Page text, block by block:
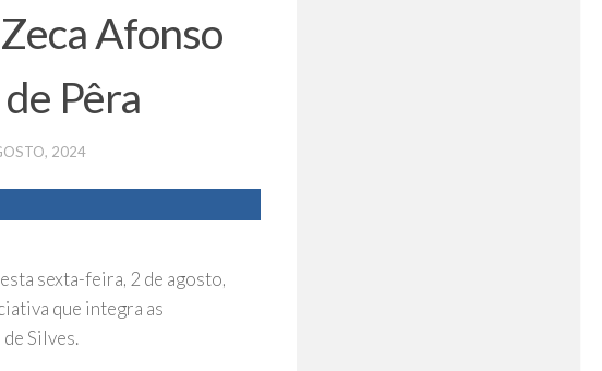
Afonso
Pêra
2024
sexta-feira, 2 de agosto,
que integra as
Silves.